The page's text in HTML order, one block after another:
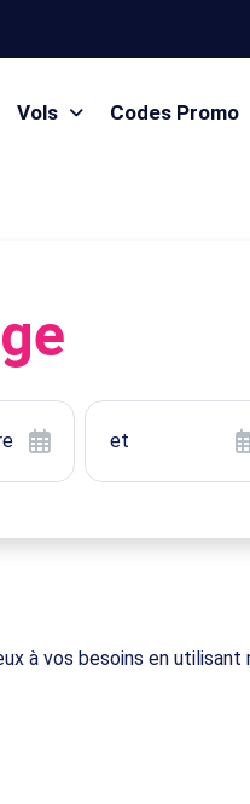
Vols Codes Promo
à vos besoins en